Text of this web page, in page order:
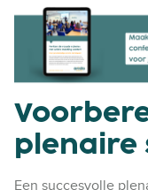
plenaire
Een succesvolle